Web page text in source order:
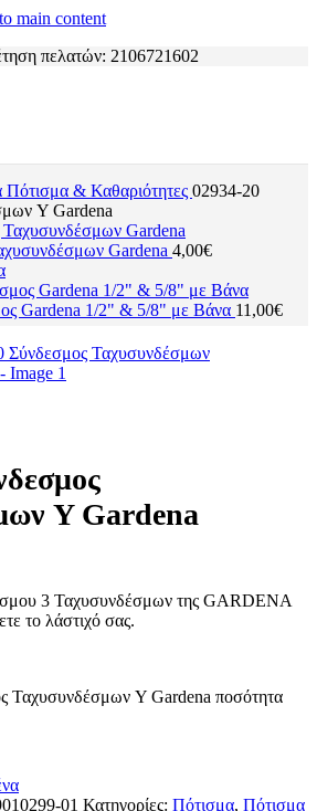
main content
πελατών: 2106721602
Πότισμα & Καθαριότητες 02934-20
Y Gardena
Gardena 4,00€
Gardena 1/2" & 5/8" με Βάνα 11,00€
Y Gardena
3 Ταχυσυνδέσμων της GARDENA
το λάστιχό σας.
Ταχυσυνδέσμων Y Gardena ποσότητα
01 Κατηγορίες: Πότισμα, Πότισμα